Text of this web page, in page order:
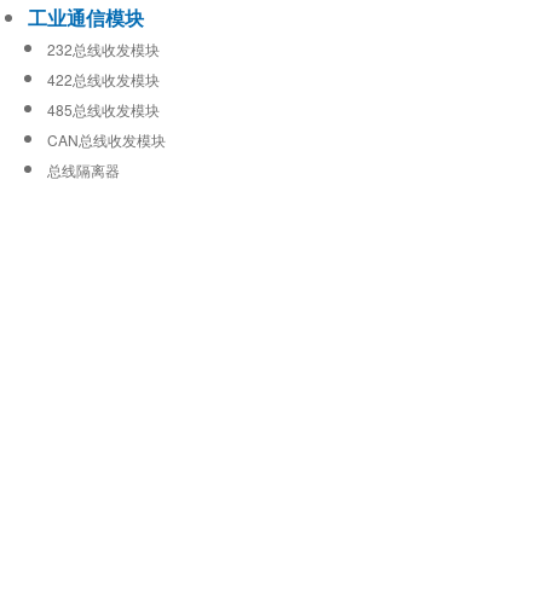
工业通信模块
232总线收发模块
422总线收发模块
485总线收发模块
CAN总线收发模块
总线隔离器